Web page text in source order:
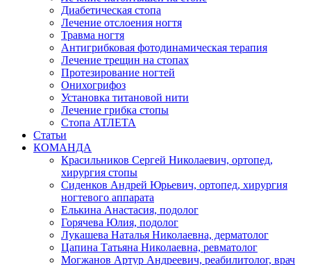
Диабетическая стопа
Лечение отслоения ногтя
Травма ногтя
Антигрибковая фотодинамическая терапия
Лечение трещин на стопах
Протезирование ногтей
Онихогрифоз
Установка титановой нити
Лечение грибка стопы
Стопа АТЛЕТА
Статьи
КОМАНДА
Красильников Сергей Николаевич, ортопед,
хирургия стопы
Сиденков Андрей Юрьевич, ортопед, хирургия
ногтевого аппарата
Елькина Анастасия, подолог
Горячева Юлия, подолог
Лукашева Наталья Николаевна, дерматолог
Цапина Татьяна Николаевна, ревматолог
Могжанов Артур Андреевич, реабилитолог, врач